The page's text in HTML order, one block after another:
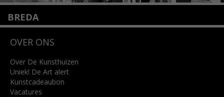
BREDA
4818 SB Breda
info@kunsthuisbreda.nl
Lees meer
OVER ONS
Over De Kunsthuizen
Uniek! De Art alert
Kunstcadeaubon
Vacatures